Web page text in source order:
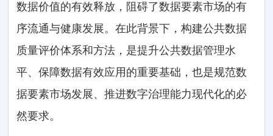
数据价值的有效释放，阻碍了数据要素市场的有
序流通与健康发展。在此背景下，构建公共数据
质量评价体系和方法，是提升公共数据管理水
平、保障数据有效应用的重要基础，也是规范数
据要素市场发展、推进数字治理能力现代化的必
然要求。